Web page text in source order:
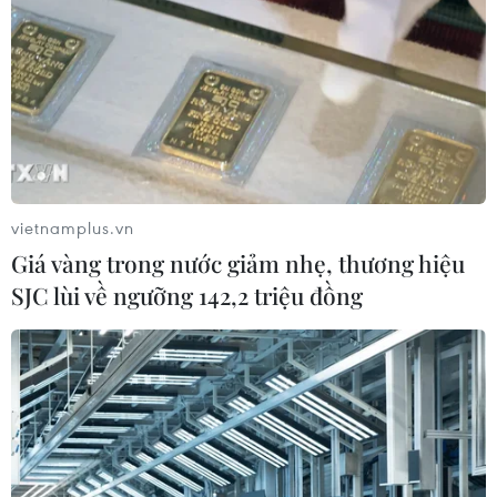
06/08/2026 13:42
Hướng tới mục tiêu quy mô dự trữ
đạt 1% GDP vào năm 2030
06/08/2026 10:23
NAPAS, BIDV và Weixin Pay mở rộng
thanh toán QR Việt Nam-Trung
Quốc
06/08/2026 07:34
Làn sóng tấn công mạng nhằm vào
các quỹ đầu cơ lớn của Mỹ
06/08/2026 06:47
vietnamplus.vn
Giá vàng trong nước giảm nhẹ, thương hiệu
SJC lùi về ngưỡng 142,2 triệu đồng